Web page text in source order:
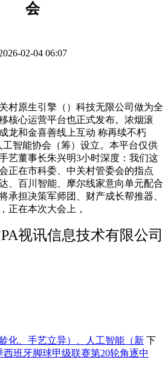
会
02-04 06:07
原生引擎（）科技无限公司做为全
核心运营平台也正式发布。浓烟滚
龙和金喜善线上互动 称再续不朽
工智能协会（筹）设立。本平台仅供
艺董事长朱兴明3小时深度：我们这
正在市科委、中关村管委会的指点
、百川智能、摩尔线家意向单元配合
承担决策军师团、财产成长帮推器、
正在本次大会上，
视讯信息技术有限公司
化、手艺立异）、人工智能（新 下
西班牙脚球甲级联赛第20轮角逐中